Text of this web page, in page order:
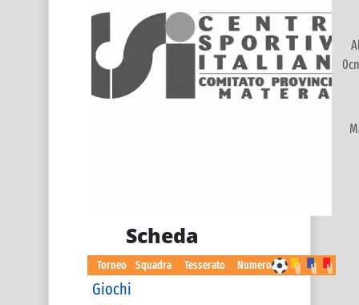
Scheda
Torneo Squadra Tesserato Numero
Giochi